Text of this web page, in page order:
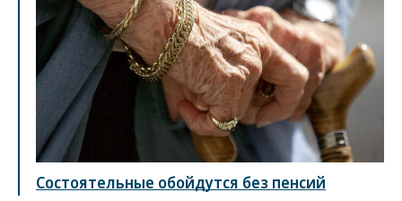
Состоятельные обойдутся без пенсий